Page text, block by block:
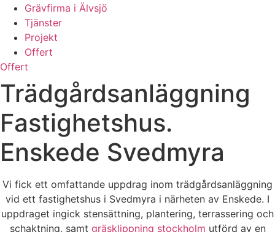
Grävfirma i Älvsjö
Tjänster
Projekt
Offert
Offert
Trädgårdsanläggning
Fastighetshus.
Enskede Svedmyra
Vi fick ett omfattande uppdrag inom trädgårdsanläggning
vid ett fastighetshus i Svedmyra i närheten av Enskede. I
uppdraget ingick stensättning, plantering, terrassering och
schaktning, samt gräsklippning stockholm utförd av en